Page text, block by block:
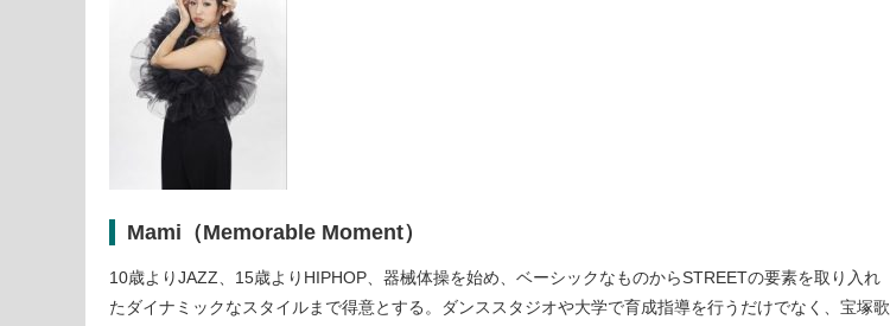
Mami（Memorable Moment）
10歳よりJAZZ、15歳よりHIPHOP、器械体操を始め、ベーシックなものからSTREETの要素を取り入れ
たダイナミックなスタイルまで得意とする。ダンススタジオや大学で育成指導を行うだけでなく、宝塚歌